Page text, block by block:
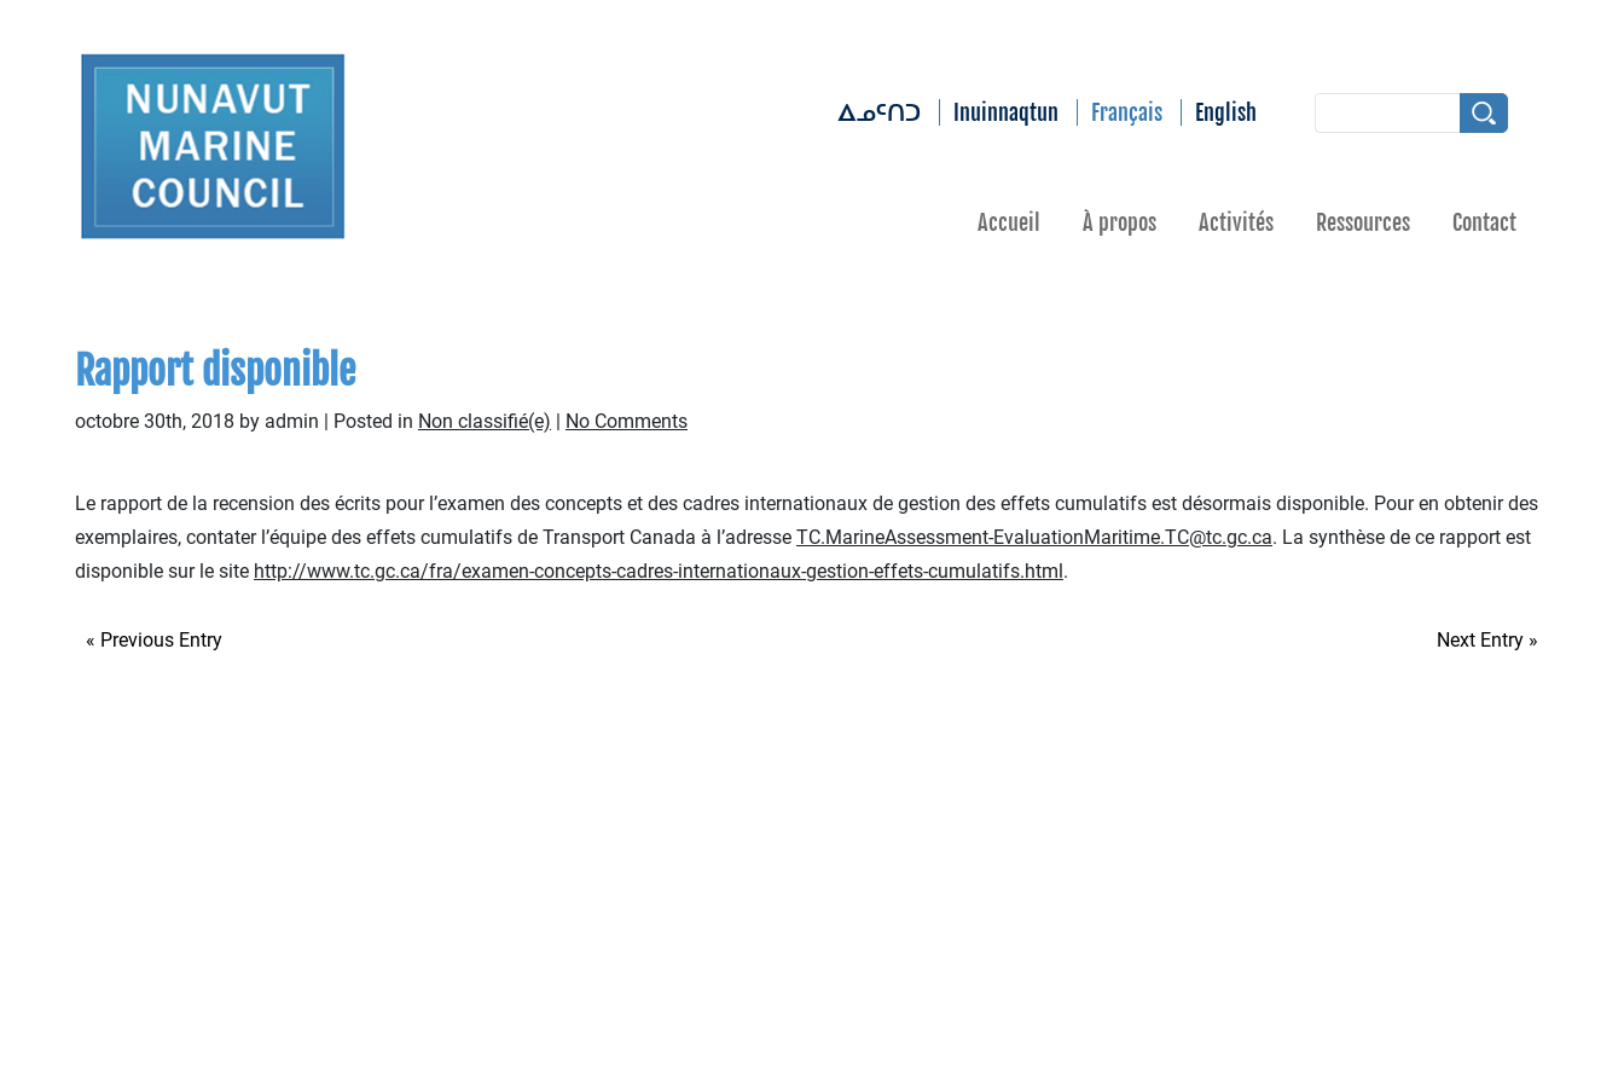
ᐃᓄᑦᑎᑐ Inuinnaqtun Français English
Accueil À propos Activités Ressources Contact
Rapport disponible
octobre 30th, 2018 by admin | Posted in Non classifié(e) | No Comments
Le rapport de la recension des écrits pour l’examen des concepts et des cadres internationaux de gestion des effets cumulatifs est désormais disponible. Pour en obtenir des
exemplaires, contater l’équipe des effets cumulatifs de Transport Canada à l’adresse TC.MarineAssessment-EvaluationMaritime.TC@tc.gc.ca. La synthèse de ce rapport est
disponible sur le site http://www.tc.gc.ca/fra/examen-concepts-cadres-internationaux-gestion-effets-cumulatifs.html.
« Previous Entry Next Entry »